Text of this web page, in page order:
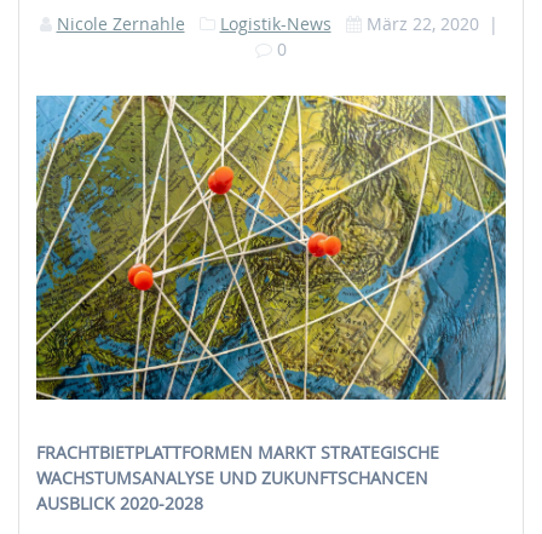
Nicole Zernahle Logistik-News März 22, 2020|
0
FRACHTBIETPLATTFORMEN MARKT STRATEGISCHE
WACHSTUMSANALYSE UND ZUKUNFTSCHANCEN
AUSBLICK 2020-2028